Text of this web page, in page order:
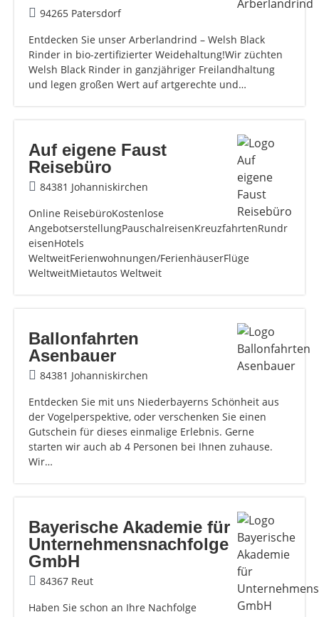
94265 Patersdorf
Entdecken Sie unser Arberlandrind – Welsh Black
Rinder in bio-zertifizierter Weidehaltung!Wir züchten
Welsh Black Rinder in ganzjähriger Freilandhaltung
und legen großen Wert auf artgerechte und…
Auf eigene Faust
Reisebüro
84381 Johanniskirchen
Online ReisebüroKostenlose
AngebotserstellungPauschalreisenKreuzfahrtenRundr
eisenHotels
WeltweitFerienwohnungen/FerienhäuserFlüge
WeltweitMietautos Weltweit
Ballonfahrten
Asenbauer
84381 Johanniskirchen
Entdecken Sie mit uns Niederbayerns Schönheit aus
der Vogelperspektive, oder verschenken Sie einen
Gutschein für dieses einmalige Erlebnis. Gerne
starten wir auch ab 4 Personen bei Ihnen zuhause.
Wir…
Bayerische Akademie für
Unternehmensnachfolge
GmbH
84367 Reut
Haben Sie schon an Ihre Nachfolge